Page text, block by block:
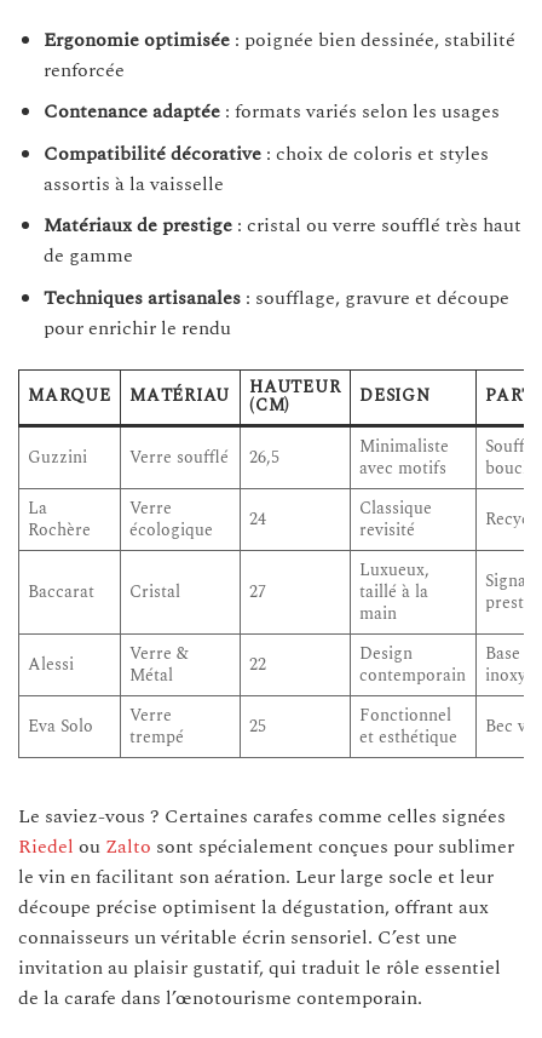
Ergonomie optimisée: poignée bien dessinée, stabilité
renforcée
Contenance adaptée: formats variés selon les usages
Compatibilité décorative: choix de coloris et styles
assortis à la vaisselle
Matériaux de prestige: cristal ou verre soufflé très haut
de gamme
Techniques artisanales: soufflage, gravure et découpe
pour enrichir le rendu
MARQUE MATÉRIAU HAUTEUR
(CM) DESIGN
Guzzini Verre soufflé 26,5
Minimaliste
avec motifs
bouche
La
Rochère
Verre
écologique
24
Classique
revisité
Baccarat Cristal 27
Luxueux,
taillé à la
main
Alessi
Verre &
Métal
22
Design
contemporain
Base
Eva Solo
Verre
trempé
25
Fonctionnel
et esthétique
Bec
Le saviez-vous ? Certaines carafes comme celles signées
Riedel ou Zalto sont spécialement conçues pour sublimer
le vin en facilitant son aération. Leur large socle et leur
découpe précise optimisent la dégustation, offrant aux
connaisseurs un véritable écrin sensoriel. C’est une
invitation au plaisir gustatif, qui traduit le rôle essentiel
de la carafe dans l’œnotourisme contemporain.